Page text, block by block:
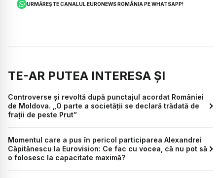
URMĂREȘTE CANALUL EURONEWS ROMÂNIA PE WHATSAPP!
TE-AR PUTEA INTERESA ȘI
Controverse și revoltă după punctajul acordat României
de Moldova. „O parte a societății se declară trădată de
frații de peste Prut”
Momentul care a pus în pericol participarea Alexandrei
Căpitănescu la Eurovision: Ce fac cu vocea, că nu pot să
o folosesc la capacitate maximă?